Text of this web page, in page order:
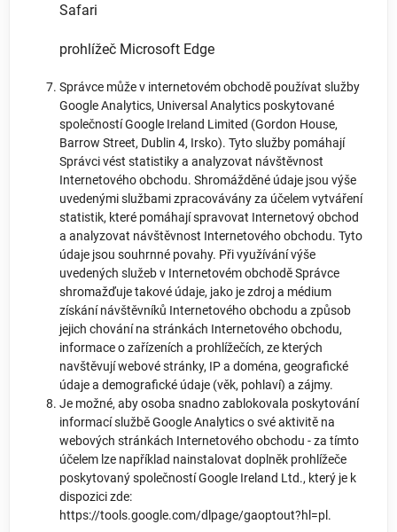
Safari
prohlížeč Microsoft Edge
Správce může v internetovém obchodě používat služby
Google Analytics, Universal Analytics poskytované
společností Google Ireland Limited (Gordon House,
Barrow Street, Dublin 4, Irsko). Tyto služby pomáhají
Správci vést statistiky a analyzovat návštěvnost
Internetového obchodu. Shromážděné údaje jsou výše
uvedenými službami zpracovávány za účelem vytváření
statistik, které pomáhají spravovat Internetový obchod
a analyzovat návštěvnost Internetového obchodu. Tyto
údaje jsou souhrnné povahy. Při využívání výše
uvedených služeb v Internetovém obchodě Správce
shromažďuje takové údaje, jako je zdroj a médium
získání návštěvníků Internetového obchodu a způsob
jejich chování na stránkách Internetového obchodu,
informace o zařízeních a prohlížečích, ze kterých
navštěvují webové stránky, IP a doména, geografické
údaje a demografické údaje (věk, pohlaví) a zájmy.
Je možné, aby osoba snadno zablokovala poskytování
informací službě Google Analytics o své aktivitě na
webových stránkách Internetového obchodu - za tímto
účelem lze například nainstalovat doplněk prohlížeče
poskytovaný společností Google Ireland Ltd., který je k
dispozici zde:
https://tools.google.com/dlpage/gaoptout?hl=pl .